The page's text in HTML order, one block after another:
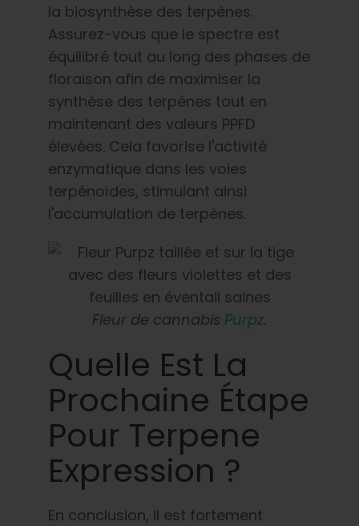
la biosynthèse des terpènes.
Assurez-vous que le spectre est
équilibré tout au long des phases de
floraison afin de maximiser la
synthèse des terpènes tout en
maintenant des valeurs PPFD
élevées. Cela favorise l'activité
enzymatique dans les voies
terpénoïdes, stimulant ainsi
l'accumulation de terpènes.
Fleur de cannabis Purpz.
Quelle Est La
Prochaine Étape
Pour Terpene
Expression ?
En conclusion, il est fortement